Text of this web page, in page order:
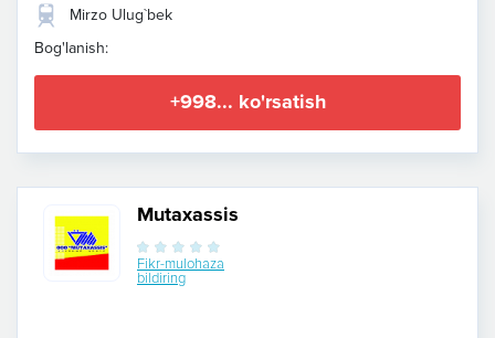
Mirzo Ulug`bek
Bog'lanish:
+998... ko'rsatish
Mutaxassis
Fikr-mulohaza
bildiring